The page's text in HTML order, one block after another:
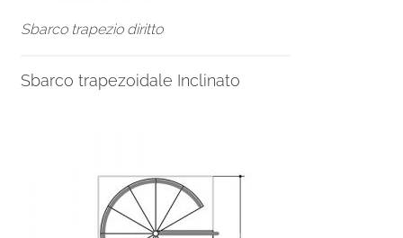
Sbarco trapezio diritto
Sbarco trapezoidale Inclinato